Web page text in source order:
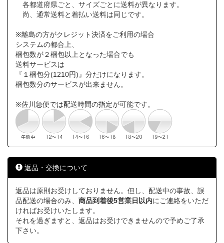
各都道府県ごと、サイズごとに送料が異なります。
尚、通常送料と着払い送料は同じです。
※離島の方がクレジット決済をご利用の場合
システムの都合上、
梱包数が２梱包以上となった場合でも
送料サービスは
『１梱包分(1210円)』分だけになります。
梱包数分のサービスが出来ません。
※佐川急便では配送時間の指定が可能です。
返品・交換について
返品は原則お受けしておりません。但し、配送中の事故、誤
品配送の場合のみ、 商品到着後5営業日以内にご連絡をいただ
ければお受けいたします。
それを過ぎますと、返品はお受けできませんので予めご了承
下さい。